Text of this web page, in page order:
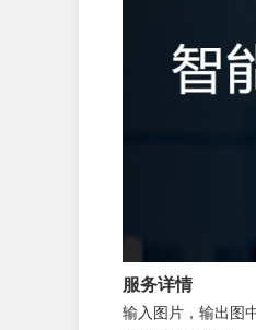
服务详情
输入图片，输出图